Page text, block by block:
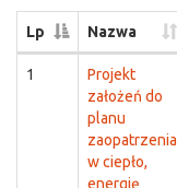
Lp Nazwa
1
Projekt
założeń do
planu
zaopatrzenia
w ciepło,
energię